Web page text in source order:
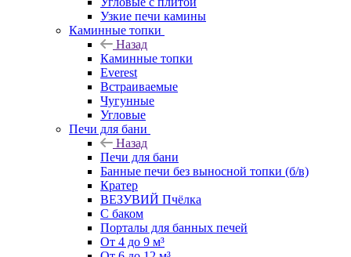
Узкие печи камины
Каминные топки
Назад
Каминные топки
Everest
Встраиваемые
Чугунные
Угловые
Печи для бани
Назад
Печи для бани
Банные печи без выносной топки (б/в)
Кратер
ВЕЗУВИЙ Пчёлка
С баком
Порталы для банных печей
От 4 до 9 м³